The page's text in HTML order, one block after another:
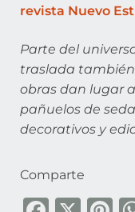
revista Nuevo
Parte del
traslada
obras dan lugar
pañuelos de
decorativos y
Comparte